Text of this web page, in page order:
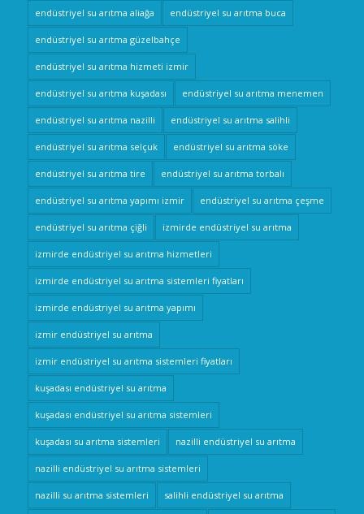
endüstriyel su arıtma aliağa endüstriyel su arıtma buca
endüstriyel su arıtma güzelbahçe
endüstriyel su arıtma hizmeti izmir
endüstriyel su arıtma kuşadası endüstriyel su arıtma menemen
endüstriyel su arıtma nazilli endüstriyel su arıtma salihli
endüstriyel su arıtma selçuk endüstriyel su arıtma söke
endüstriyel su arıtma tire endüstriyel su arıtma torbalı
endüstriyel su arıtma yapımı izmir endüstriyel su arıtma çeşme
endüstriyel su arıtma çiğli izmirde endüstriyel su arıtma
izmirde endüstriyel su arıtma hizmetleri
izmirde endüstriyel su arıtma sistemleri fiyatları
izmirde endüstriyel su arıtma yapımı
izmir endüstriyel su arıtma
izmir endüstriyel su arıtma sistemleri fiyatları
kuşadası endüstriyel su arıtma
kuşadası endüstriyel su arıtma sistemleri
kuşadası su arıtma sistemleri nazilli endüstriyel su arıtma
nazilli endüstriyel su arıtma sistemleri
nazilli su arıtma sistemleri salihli endüstriyel su arıtma